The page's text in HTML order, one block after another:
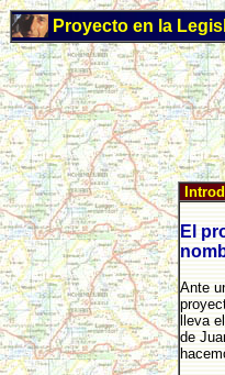
Proyecto en la
El
Ante
lleva
de